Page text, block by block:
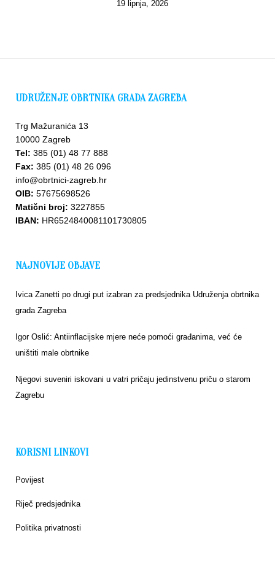
19 lipnja, 2026
UDRUŽENJE OBRTNIKA GRADA ZAGREBA
Trg Mažuranića 13
10000 Zagreb
Tel: 385 (01) 48 77 888
Fax: 385 (01) 48 26 096
info@obrtnici-zagreb.hr
OIB: 57675698526
Matični broj: 3227855
IBAN: HR6524840081101730805
NAJNOVIJE OBJAVE
Ivica Zanetti po drugi put izabran za predsjednika Udruženja obrtnika
grada Zagreba
Igor Oslić: Antiinflacijske mjere neće pomoći građanima, već će
uništiti male obrtnike
Njegovi suveniri iskovani u vatri pričaju jedinstvenu priču o starom
Zagrebu
KORISNI LINKOVI
Povijest
Riječ predsjednika
Politika privatnosti